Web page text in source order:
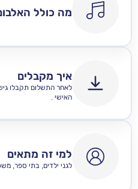
מה כולל האלבום
איך מקבלים
לאחר התשלום תקבלו גישה מיידית
למי זה מתאים
לגני ילדים, בתי ספר, משפחות ולכל מי